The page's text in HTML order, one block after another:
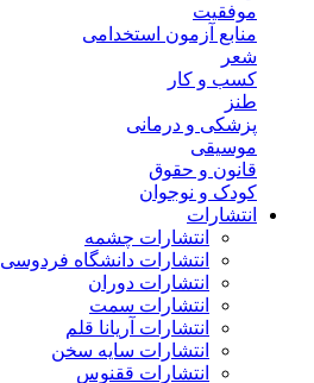
موفقیت
منابع آزمون استخدامی
شعر
کسب و کار
طنز
پزشکی و درمانی
موسیقی
قانون و حقوق
کودک و نوجوان
انتشارات
انتشارات چشمه
انتشارات دانشگاه فردوسی
انتشارات دوران
انتشارات سمت
انتشارات آریانا قلم
انتشارات سایه سخن
انتشارات ققنوس